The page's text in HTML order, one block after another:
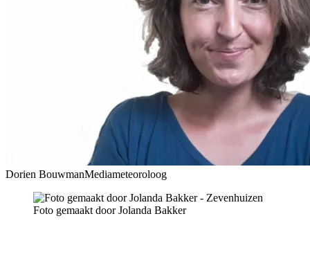
Dorien BouwmanMediameteoroloog
Foto gemaakt door Jolanda Bakker